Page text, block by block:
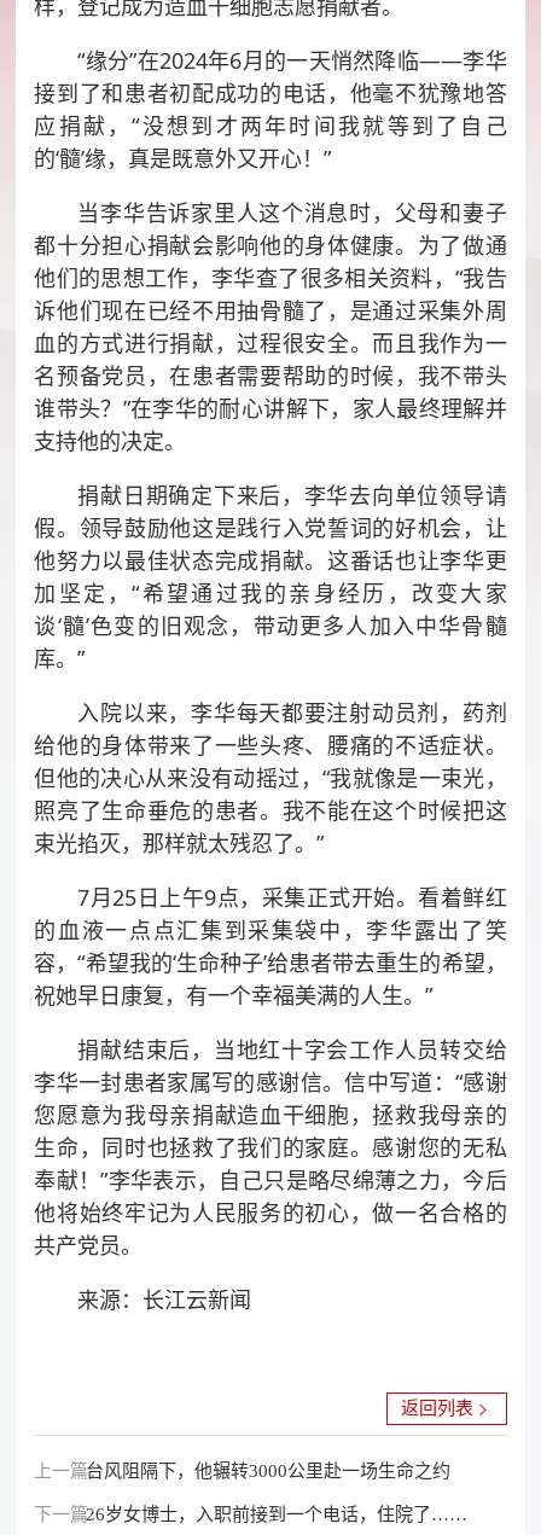
“缘分”在2024年6月的一天悄然降临――李华
接到了和患者初配成功的电话，他毫不犹豫地答
应捐献，“没想到才两年时间我就等到了自己
的‘髓’缘，真是既意外又开心！”
当李华告诉家里人这个消息时，父母和妻子
都十分担心捐献会影响他的身体健康。为了做通
他们的思想工作，李华查了很多相关资料，“我告
诉他们现在已经不用抽骨髓了，是通过采集外周
血的方式进行捐献，过程很安全。而且我作为一
名预备党员，在患者需要帮助的时候，我不带头
谁带头？”在李华的耐心讲解下，家人最终理解并
支持他的决定。
捐献日期确定下来后，李华去向单位领导请
假。领导鼓励他这是践行入党誓词的好机会，让
他努力以最佳状态完成捐献。这番话也让李华更
加坚定，“希望通过我的亲身经历，改变大家
谈‘髓’色变的旧观念，带动更多人加入中华骨髓
库。”
入院以来，李华每天都要注射动员剂，药剂
给他的身体带来了一些头疼、腰痛的不适症状。
但他的决心从来没有动摇过，“我就像是一束光，
照亮了生命垂危的患者。我不能在这个时候把这
束光掐灭，那样就太残忍了。”
7月25日上午9点，采集正式开始。看着鲜红
的血液一点点汇集到采集袋中，李华露出了笑
容，“希望我的‘生命种子’给患者带去重生的希望，
祝她早日康复，有一个幸福美满的人生。”
捐献结束后，当地红十字会工作人员转交给
李华一封患者家属写的感谢信。信中写道：“感谢
您愿意为我母亲捐献造血干细胞，拯救我母亲的
生命，同时也拯救了我们的家庭。感谢您的无私
奉献！”李华表示，自己只是略尽绵薄之力，今后
他将始终牢记为人民服务的初心，做一名合格的
共产党员。
来源：长江云新闻
上一篇：台风阻隔下，他辗转3000公里赴一场生命之约
下一篇：26岁女博士，入职前接到一个电话，住院了……
返回列表